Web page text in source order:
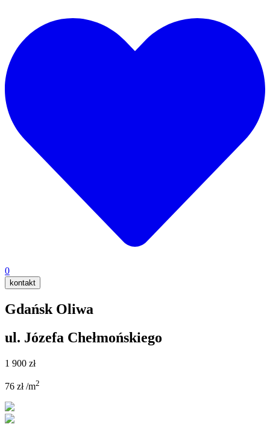
0
kontakt
Gdańsk Oliwa
ul. Józefa Chełmońskiego
1 900 zł
76 zł /m2